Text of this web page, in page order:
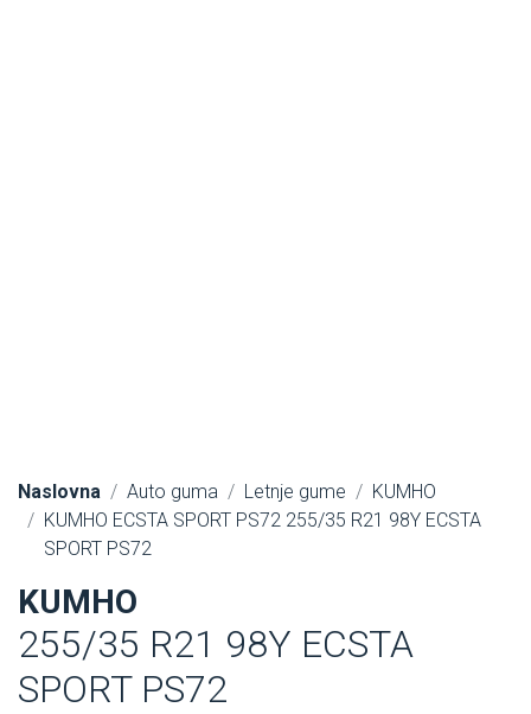
Naslovna Auto guma Letnje gume
KUMHO
KUMHO ECSTA SPORT PS72 255/35 R21 98Y ECSTA
SPORT PS72
KUMHO
255/35 R21 98Y ECSTA
SPORT PS72